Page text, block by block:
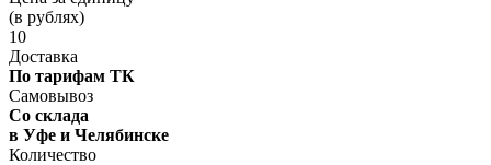
(в рублях)
10
Доставка
По тарифам ТК
Самовывоз
Со склада
в Уфе и Челябинске
Количество